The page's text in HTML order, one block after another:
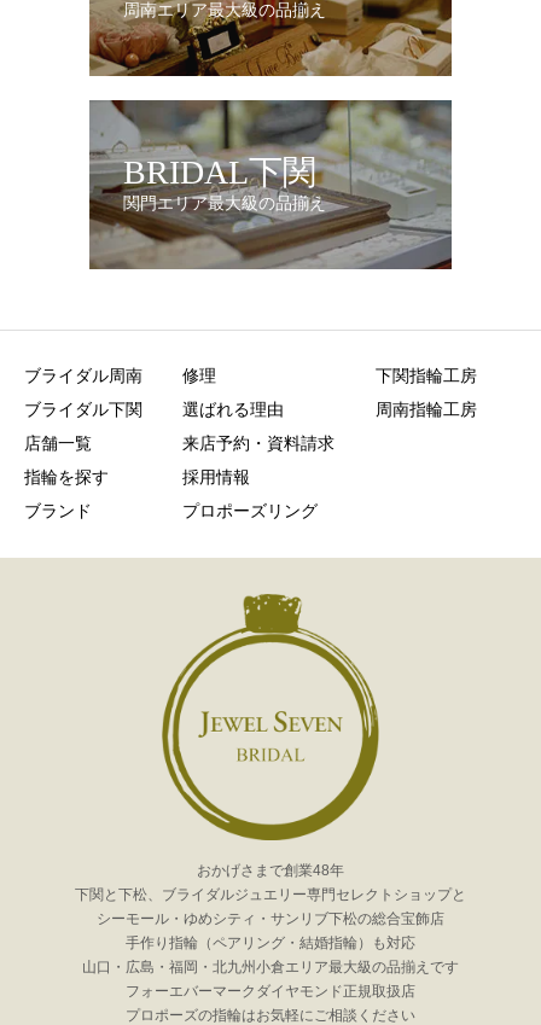
周南エリア最大級の品揃え
BRIDAL下関
関門エリア最大級の品揃え
ブライダル周南
ブライダル下関
店舗一覧
指輪を探す
ブランド
修理
選ばれる理由
来店予約・資料請求
採用情報
プロポーズリング
下関指輪工房
周南指輪工房
おかげさまで創業48年
下関と下松、ブライダルジュエリー専門セレクトショップと
シーモール・ゆめシティ・サンリブ下松の総合宝飾店
手作り指輪（ペアリング・結婚指輪）も対応
山口・広島・福岡・北九州小倉エリア最大級の品揃えです
フォーエバーマークダイヤモンド正規取扱店
プロポーズの指輪はお気軽にご相談ください